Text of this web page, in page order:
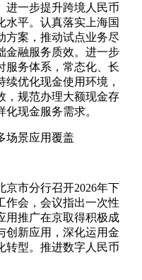
进一步提升跨境人民币
水平。认真落实上海国
方案，推动试点业务尽
金融服务质效。进一步
服务体系，常态化、长
优化现金使用环境，
，规范办理大额现金存
现金服务需求。
场景应用覆盖
京市分行召开2026年下
作会，会议指出一次性
用推广在京取得积极成
创新应用，深化运用金
转型。推进数字人民币